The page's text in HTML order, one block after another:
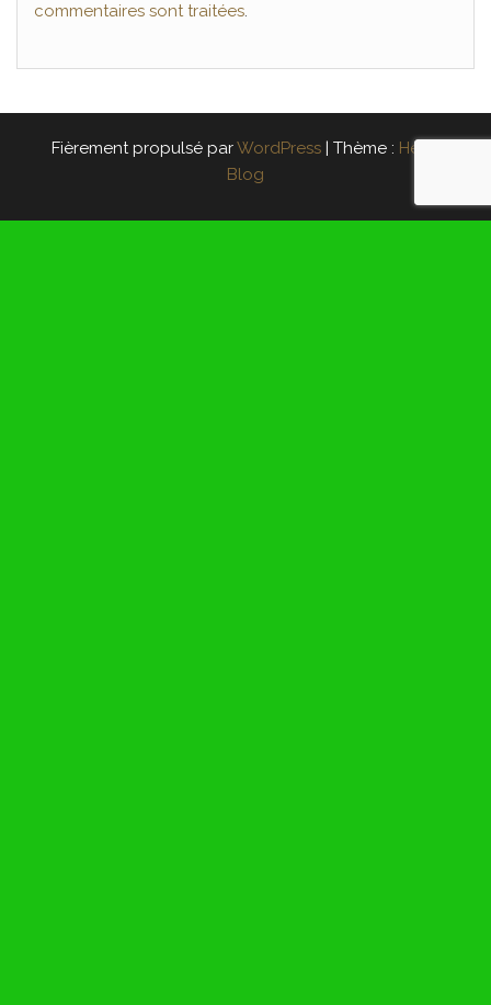
commentaires sont traitées.
Fièrement propulsé parWordPress Thème : Head
Blog